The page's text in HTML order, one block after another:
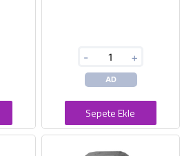
- +
AD
Sepete Ekle